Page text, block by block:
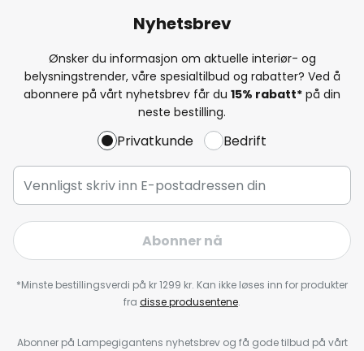
Nyhetsbrev
Ønsker du informasjon om aktuelle interiør- og
belysningstrender, våre spesialtilbud og rabatter? Ved å
abonnere på vårt nyhetsbrev får du 15% rabatt* på din
neste bestilling.
Privatkunde Bedrift
Abonner nå
*Minste bestillingsverdi på kr 1299 kr. Kan ikke løses inn for produkter
fra disse produsentene.
Abonner på Lampegigantens nyhetsbrev og få gode tilbud på vårt